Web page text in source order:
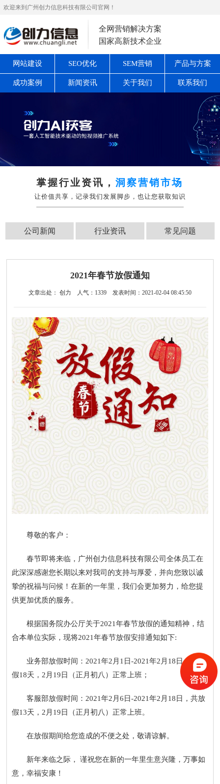
欢迎来到广州创力信息科技有限公司官网！
全网营销解决方案
国家高新技术企业
网站建设 SEO优化 SEM营销 产品与方案
成功案例 新闻资讯 关于我们 联系我们
掌握行业资讯，洞察营销市场
让价值共享，记录我们发展脚步，也让您获取知识
公司新闻 行业资讯 常见问题
2021年春节放假通知
文章出处： 创力 人气： 1339 发表时间：2021-02-04 08:45:50
尊敬的客户：
春节即将来临，广州创力信息科技有限公司全体员工在
此深深感谢您长期以来对我司的支持与厚爱，并向您致以诚
挚的祝福与问候！在新的一年里，我们会更加努力，给您提
供更加优质的服务。
根据国务院办公厅关于2021年春节放假的通知精神，结
合本单位实际，现将2021年春节放假安排通知如下:
业务部放假时间：2021年2月1日-2021年2月18日，共放
假18天，2月19日（正月初八）正常上班；
客服部放假时间：2021年2月6日-2021年2月18日，共放
假13天，2月19日（正月初八）正常上班。
在放假期间给您造成的不便之处，敬请谅解。
新年来临之际， 谨祝您在新的一年里生意兴隆，万事如
意，幸福安康！